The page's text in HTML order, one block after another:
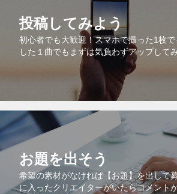
投稿してみよう
初心者でも大歓迎！スマホで撮った1枚
した１曲でもまずは気負わずアップして
お題を出そう
希望の素材がなければ【お題】を出して
に入ったクリエイターがいたらコメント